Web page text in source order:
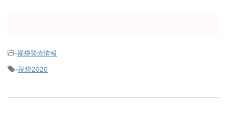
-福袋発売情報
-福袋2020